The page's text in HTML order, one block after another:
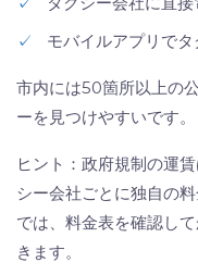
✓
モバイルアプリで
市内には50箇所以上の
ーを見つけやすいです。
ヒント：政府規制の運
シー会社ごとに独自の
では、料金表を確認し
きます。